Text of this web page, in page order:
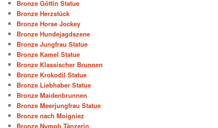
Bronze Göttin Statue
Bronze Herzstück
Bronze Horse Jockey
Bronze Hundejagdszene
Bronze Jungfrau Statue
Bronze Kamel Statue
Bronze Klassischer Brunnen
Bronze Krokodil Statue
Bronze Liebhaber Statue
Bronze Maidenbrunnen
Bronze Meerjungfrau Statue
Bronze nach Moigniez
Bronze Nymph Tänzerin